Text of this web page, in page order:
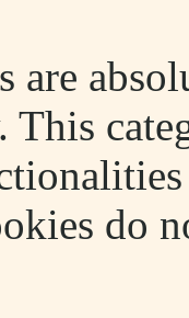
are
do